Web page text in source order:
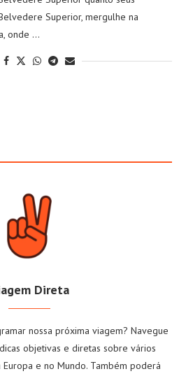
Superior, mergulhe na
onde …
Direta
nossa próxima viagem? Navegue
objetivas e diretas sobre vários
e no Mundo. Também poderá